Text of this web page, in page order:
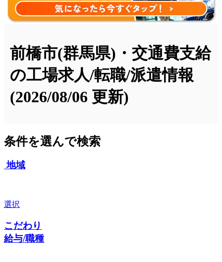
前橋市(群馬県)・交通費支給
の工場求人/転職/派遣情報
(2026/08/06 更新)
条件を選んで検索
地域
選択
こだわり
給与/職種